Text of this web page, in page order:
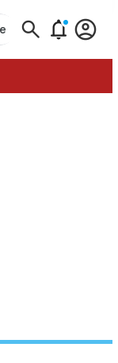
  